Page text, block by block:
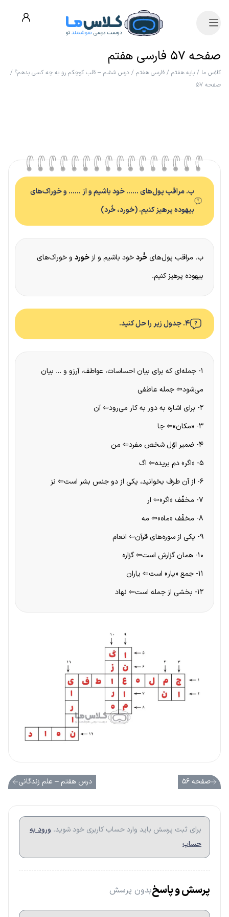
صفحه ۵۷ فارسی هفتم
کلاس ما / پایه هفتم / فارسی هفتم / درس ششم – قلب کوچکم رو به چه کسی بدهم؟ /
صفحه ۵۷
ب. مراقب پول‌های …… خود باشیم و از …… و خوراک‌های
بیهوده پرهیز کنیم. (خورد، خُرد)
ب. مراقب پول‌هایخُردخود باشیم و از خورد و خوراک‌های
بیهوده پرهیز کنیم.
۴. جدول زیر را حل کنید.
۱- جمله‌ای که برای بیان احساسات، عواطف، آرزو و … بیان
می‌شود⇦ جمله عاطفی
۲- برای اشاره به دور به کار می‌رود⇦ آن
۳- «مکان»⇦ جا
۴- ضمیر اوّل شخص مفرد⇦ من
۵- «اگر» دم بریده⇦ اگ
۶- از آن طرف بخوانید، یکی از دو جنس بشر است⇦ نز
۷- مخفّف «اگر»⇦ ار
۸- مخفّف «ماه»⇦ مه
۹- یکی از سوره‌های قرآن⇦ انعام
۱۰- همان گزارش است⇦ گزاره
۱۱- جمع «یار» است⇦ یاران
۱۲- بخشی از جمله است⇦ نهاد
صفحه ۵۶ درس هفتم – علم زندگانی
برای ثبت پرسش باید وارد حساب کاربری خود شوید. ورود به
حساب
پرسش و پاسخبدون پرسش